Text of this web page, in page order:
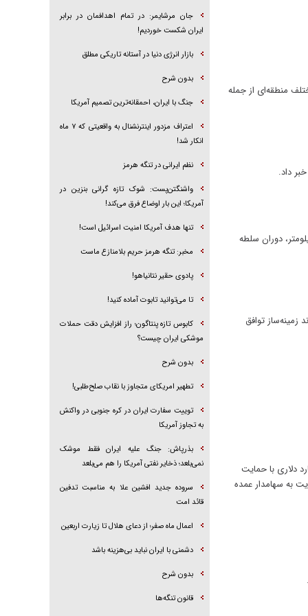
منطقه‌ای از جمله
داد.
جاه‌طلبانه، از جمله برجی شگفت‌انگیز به ارتفاع ۲ کیلومتر در ریاض و برج جده با ارتفاع بیش از ۱ کیلومتر، دوران سلطه
زمینه‌ساز توافق
را به قطب جهانی بازی‌ها و ورزش‌های الکترونیک تبدیل کند و در این راستا قرارداد ۵۵ میلیارد دلاری با حمایت
به سهامدار عمده
جان مرشایمر: در تمام اهدافمان در برابر
ایران شکست خوردیم!
بازار انرژی دنیا در آستانه تاریکی مطلق
بدون شرح
جنگ با ایران، احمقانه‌ترین تصمیم آمریکا
اعتراف مزدور اینترنشنال به واقعیتی که ۷ ماه
انکار شد!
نظم ایرانی در تنگه هرمز
واشنگتن‌پست: شوک تازه گرانی بنزین در
آمریکا؛ این بار اوضاع فرق می‌کند!
تنها هدف آمریکا امنیت اسرائیل است!
مخبر: تنگه هرمز حریم بلامنازع ماست
پادوی حقیر نتانیاهو!
تا می‌توانید تابوت آماده کنید!
کابوس تازه پنتاگون؛ راز افزایش دقت حملات
موشکی ایران چیست؟
بدون شرح
تطهیر امریکای متجاوز با نقاب صلح‌طلبی!
توییت سفارت ایران در کره جنوبی در واکنش
به تجاوز آمریکا
بذرپاش: ‏جنگ علیه ایران فقط موشک
نمی‌بلعد؛ ذخایر نفتی آمریکا را هم می‌بلعد
سروده جدید افشین علا به مناسبت تدفین
قائد امت
اعمال ماه صفر؛ از دعای هلال تا زیارت اربعین
دشمنی با ایران نباید بی‌هزینه باشد
بدون شرح
قانون تنگه‌ها